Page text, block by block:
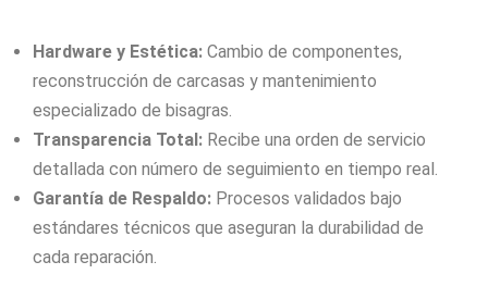
Hardware y Estética: Cambio de componentes,
reconstrucción de carcasas y mantenimiento
especializado de bisagras.
Transparencia Total: Recibe una orden de servicio
detallada con número de seguimiento en tiempo real.
Garantía de Respaldo: Procesos validados bajo
estándares técnicos que aseguran la durabilidad de
cada reparación.